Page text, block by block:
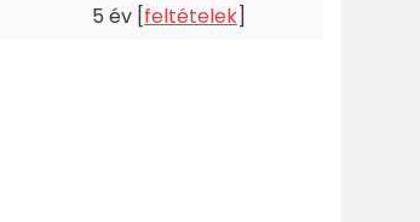
5 év [feltételek]